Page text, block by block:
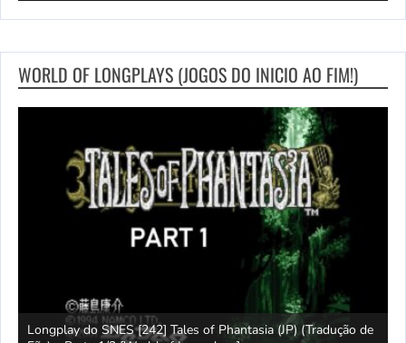
WORLD OF LONGPLAYS (JOGOS DO INICIO AO FIM!)
Longplay do SNES [242] Tales of Phantasia (JP) (Tradução de